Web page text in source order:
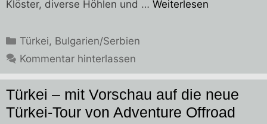
Klöster, diverse Höhlen und … Weiterlesen
Kategorien
Türkei, Bulgarien/Serbien
Kommentar hinterlassen
Türkei – mit Vorschau auf die neue
Türkei-Tour von Adventure Offroad